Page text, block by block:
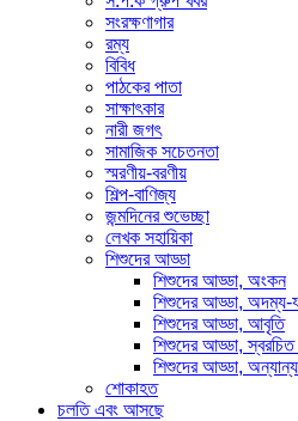
সংরক্ষণাগার
রম্য
বিবিধ
পাঠকের পাতা
সাক্ষাৎকার
নারী জগৎ
সামাজিক সচেতনতা
স্মরণীয়-বরণীয়
শিল্প-বাণিজ্য
জন্মদিনের শুভেচ্ছা
লেখক সহায়িকা
শিশুদের আড্ডা
শিশুদের আড্ডা, অংকন
শিশুদের আড্ডা, অদম্য-
শিশুদের আড্ডা, আবৃতি
শিশুদের আড্ডা,
শিশুদের আড্ডা, অন্যান্য
শোকাহত
চলতি এবং আসছে